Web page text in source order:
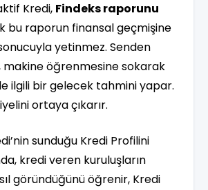
Kredi, Findeks raporunu
bu raporun finansal geçmişine
yetinmez. Senden
makine öğrenmesine sokarak
ilgili bir gelecek tahmini yapar.
ortaya çıkarır.
sunduğu Kredi Profilini
kredi veren kuruluşların
göründüğünü öğrenir, Kredi